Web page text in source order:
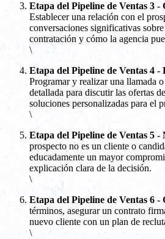
Etapa del Pipeline de Ventas 3
Establecer una relación con el
conversaciones significativas sobre
contratación y cómo la agencia
\
Etapa del Pipeline de Ventas 4 -
Programar y realizar una llamada
detallada para discutir las ofertas
soluciones personalizadas para el
\
Etapa del Pipeline de Ventas 5 -
prospecto no es un cliente o
educadamente un mayor
explicación clara de la decisión.
\
Etapa del Pipeline de Ventas 6 -
términos, asegurar un contrato
nuevo cliente con un plan de
\